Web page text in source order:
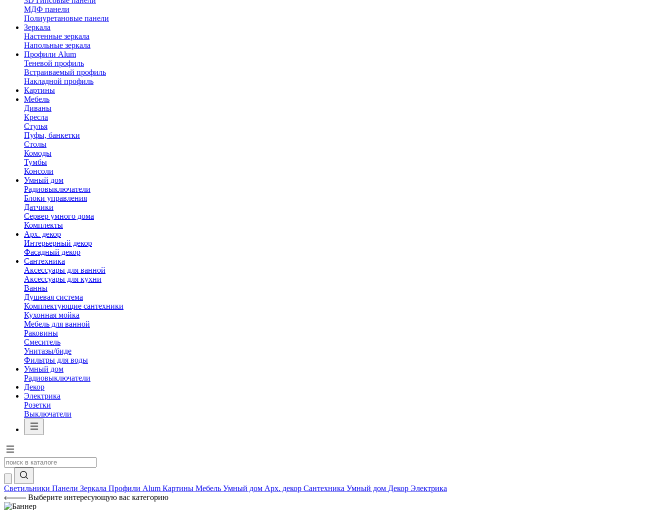
МДФ панели
Полиуретановые панели
Зеркала
Настенные зеркала
Напольные зеркала
Профили Alum
Теневой профиль
Встраиваемый профиль
Накладной профиль
Картины
Мебель
Диваны
Кресла
Стулья
Пуфы, банкетки
Столы
Комоды
Тумбы
Консоли
Умный дом
Радиовыключатели
Блоки управления
Датчики
Сервер умного дома
Комплекты
Арх. декор
Интерьерный декор
Фасадный декор
Сантехника
Аксессуары для ванной
Аксессуары для кухни
Ванны
Душевая система
Комплектующие сантехники
Кухонная мойка
Мебель для ванной
Раковины
Смеситель
Унитазы/биде
Фильтры для воды
Умный дом
Радиовыключатели
Декор
Электрика
Розетки
Выключатели
Светильники Панели Зеркала Профили Alum Картины Мебель Умный дом Арх. декор Сантехника Умный дом Декор Электрика
Выберите интересующую вас категорию